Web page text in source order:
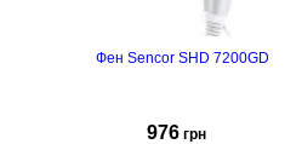
Фен Sencor SHD 7200GD
976 грн